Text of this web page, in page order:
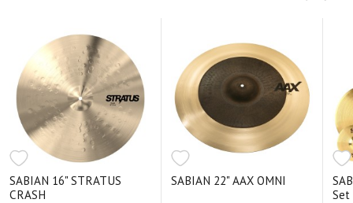
SABIAN 16" STRATUS
CRASH
SABIAN 22" AAX OMNI
Set